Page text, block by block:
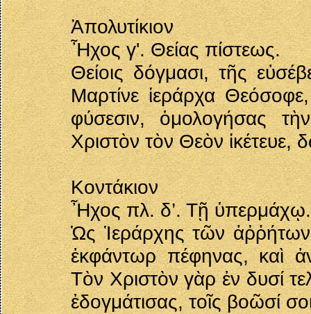
Ἀπολυτίκιον
Ἦχος γ'. Θείας πίστεως.
Θείοις δόγμασι, τῆς
Μαρτίνε ἱεράρχα
φύσεσιν, ὁμολογήσας
Χριστὸν τὸν Θεὸν ἱκέτευε,
Κοντάκιον
Ἦχος πλ. δ’. Τῇ ὑπερμάχῳ.
Ὡς Ἱεράρχης τῶν ἀῤῥήτων
ἐκφάντωρ πέφηνας, καὶ
Τὸν Χριστὸν γὰρ ἐν δυσί
ἐδογμάτισας, τοῖς βοῶσί